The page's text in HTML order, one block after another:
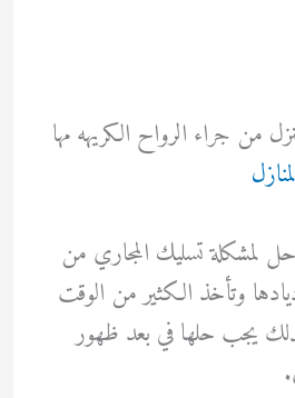
من جراء الرواح الكريهه مها
حل لمشكلة تسليك المجاري من
وتأخذ الكثير من الوقت
لذلك يجب حلها في بعد ظهور